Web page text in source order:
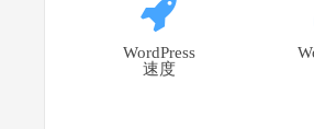
WordPress
速度